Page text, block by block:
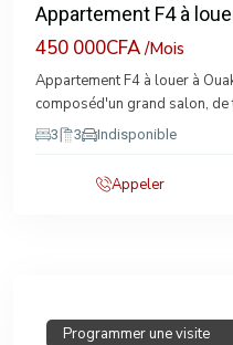
Appartement F4 à
450 000CFA/Mois
Appartement F4 à louer à
composéd'un grand salon, de
3 3 Indisponible
Appeler
Programmer une visite